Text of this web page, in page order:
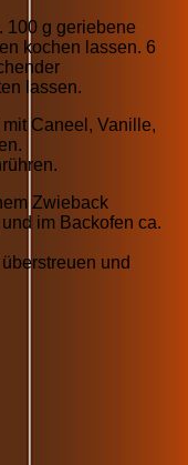
100 g geriebene
kochen lassen. 6
lassen.
Caneel, Vanille,
Zwieback
im Backofen ca.
und